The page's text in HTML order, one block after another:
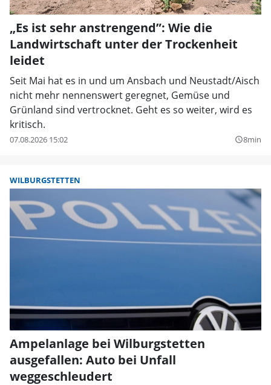
„Es ist sehr anstrengend”: Wie die
Landwirtschaft unter der Trockenheit
leidet
Seit Mai hat es in und um Ansbach und Neustadt/Aisch
nicht mehr nennenswert geregnet, Gemüse und
Grünland sind vertrocknet. Geht es so weiter, wird es
kritisch.
07.08.2026 15:02 query_builder8min
WILBURGSTETTEN
Ampelanlage bei Wilburgstetten
ausgefallen: Auto bei Unfall
weggeschleudert